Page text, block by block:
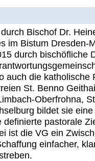
Bischof Dr.
im Bistum Dresden-
durch bischöfliche
auch die katholische
St. Benno
Oberfrohna,
bildet sie
pastorale
ist die VG ein
einfacher,